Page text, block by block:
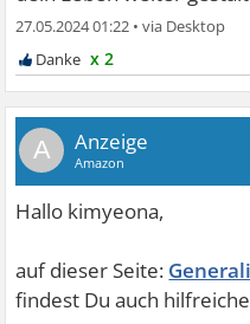
27.05.2024 01:22 •
x 2
A